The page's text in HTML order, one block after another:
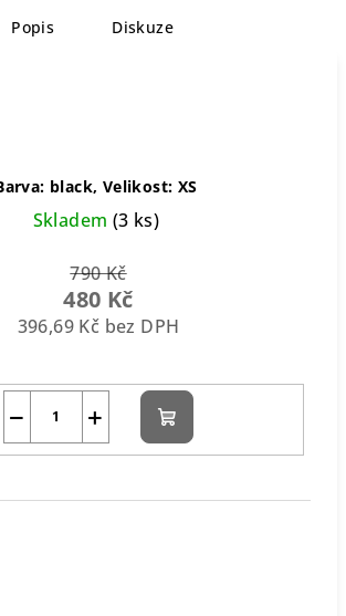
Popis Diskuze
black, Velikost: XS
Skladem (3 ks)
790 Kč
480 Kč
396,69 Kč bez DPH
+
− Do
košíku